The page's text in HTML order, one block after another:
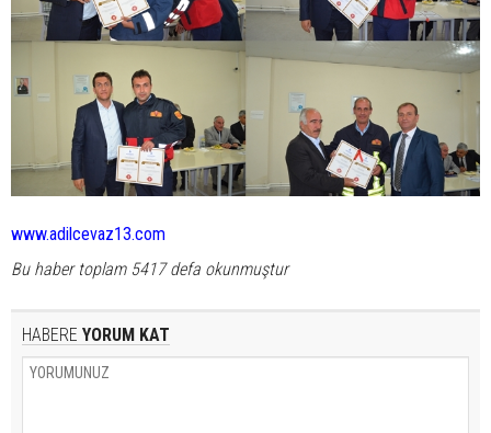
www.adilcevaz13.com
Bu haber toplam 5417 defa okunmuştur
HABERE YORUM KAT